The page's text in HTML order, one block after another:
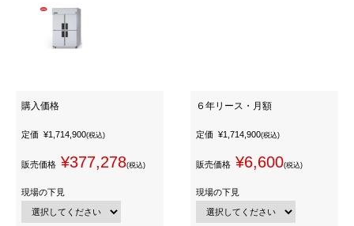
購入価格
定価 ¥1,714,900(税込)
販売価格 ¥377,278(税込)
現場の下見
６年リース・月額
定価 ¥1,714,900(税込)
販売価格 ¥6,600(税込)
現場の下見